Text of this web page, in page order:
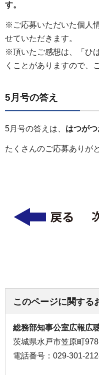
す。
※ご応募いただいた個人
せていただきます。
※頂いたご感想は、「ひ
くことがありますので、
5月号の答え
5月号の答えは、 はつがつ
たくさんのご応募ありが
このページに関する
総務部知事公室広報広
茨城県水戸市笠原町
電話番号：029-301-